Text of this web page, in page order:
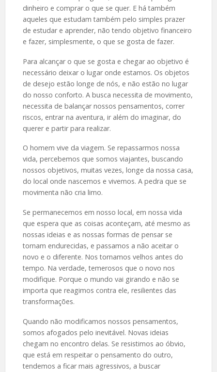
dinheiro e comprar o que se quer. E há também
aqueles que estudam também pelo simples prazer
de estudar e aprender, não tendo objetivo financeiro
e fazer, simplesmente, o que se gosta de fazer.
Para alcançar o que se gosta e chegar ao objetivo é
necessário deixar o lugar onde estamos. Os objetos
de desejo estão longe de nós, e não estão no lugar
do nosso conforto. A busca necessita de movimento,
necessita de balançar nossos pensamentos, correr
riscos, entrar na aventura, ir além do imaginar, do
querer e partir para realizar.
O homem vive da viagem. Se repassarmos nossa
vida, percebemos que somos viajantes, buscando
nossos objetivos, muitas vezes, longe da nossa casa,
do local onde nascemos e vivemos. A pedra que se
movimenta não cria limo.
Se permanecemos em nosso local, em nossa vida
que espera que as coisas aconteçam, até mesmo as
nossas ideias e as nossas formas de pensar se
tornam endurecidas, e passamos a não aceitar o
novo e o diferente. Nos tornamos velhos antes do
tempo. Na verdade, temerosos que o novo nos
modifique. Porque o mundo vai girando e não se
importa que reagimos contra ele, resilientes das
transformações.
Quando não modificamos nossos pensamentos,
somos afogados pelo inevitável. Novas ideias
chegam no encontro delas. Se resistimos ao óbvio,
que está em respeitar o pensamento do outro,
tendemos a ficar mais agressivos, a buscar